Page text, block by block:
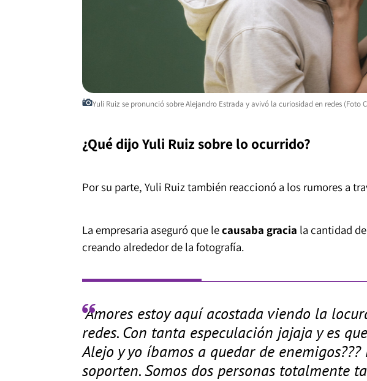
Yuli Ruiz se pronunció sobre Alejandro Estrada y avivó la curiosidad en redes (Foto
¿Qué dijo Yuli Ruiz sobre lo ocurrido?
Por su parte, Yuli Ruiz también reaccionó a los rumores a
La empresaria aseguró que lecausaba gracia la cantidad
creando alrededor de la fotografía.
"Amores estoy aquí acostada viendo la
redes. Con tanta especulación jajaja y es
Alejo y yo íbamos a quedar de
soporten. Somos dos personas totalmente